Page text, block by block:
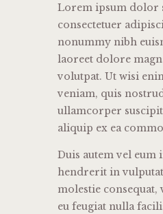
Lorem ipsum dolor
consectetuer
nonummy nibh
laoreet dolore
volutpat. Ut wisi
veniam, quis
ullamcorper
aliquip ex ea
Duis autem vel
hendrerit in
molestie
eu feugiat nulla